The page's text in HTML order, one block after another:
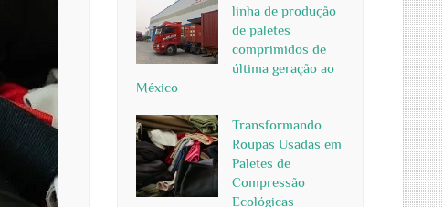
linha de produção
de paletes
comprimidos de
última geração ao
México
Transformando
Roupas Usadas em
Paletes de
Compressão
Ecológicas